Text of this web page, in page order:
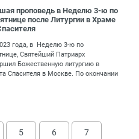
проповедь в Неделю 3-ю по
после Литургии в Храме
года, в Неделю 3-ю по
Святейший Патриарх
Божественную литургию в
Спасителя в Москве. По окончании
5 6 7